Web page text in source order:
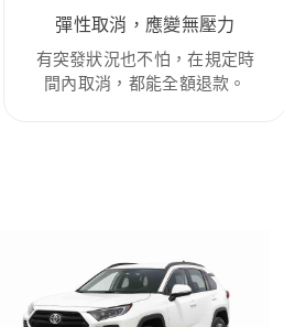
彈性取消，應變無壓力
有突發狀況也不怕，在規定時
間內取消，都能全額退款。